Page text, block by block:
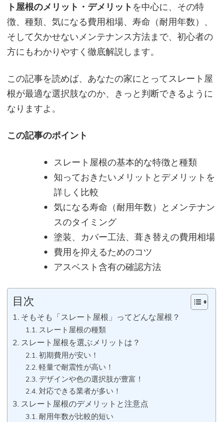
ト屋根のメリット・デメリット を中心に、その特
徴、種類、気になる費用相場、寿命（耐用年数）、
そして欠かせないメンテナンス方法まで、初心者の
方にもわかりやすく徹底解説します。
この記事を読めば、あなたの家にとってスレート屋
根が最適な選択肢なのか、きっと判断できるように
なりますよ。
この記事のポイント
スレート屋根の基本的な特徴と種類
知っておきたいメリットとデメリットを
詳しく比較
気になる寿命（耐用年数）とメンテナン
スのタイミング
塗装、カバー工法、葺き替えの費用相場
費用を抑えるためのコツ
アスベスト含有の確認方法
目次
そもそも「スレート屋根」ってどんな屋根？
スレート屋根の種類
スレート屋根を選ぶメリットは？
初期費用が安い！
軽量で耐震性が高い！
デザインや色の選択肢が豊富！
対応できる業者が多い！
スレート屋根のデメリットと注意点
耐用年数が比較的短い